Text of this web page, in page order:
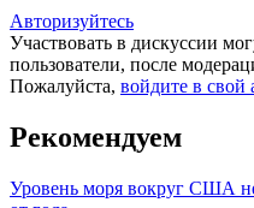
Авторизуйтесь
Участвовать в дискуссии
пользователи, после
Пожалуйста, войдите в свой
Рекомендуем
Уровень моря вокруг США не